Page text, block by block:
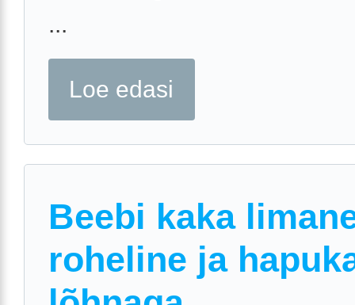
...
Loe edasi
Beebi kaka
roheline ja